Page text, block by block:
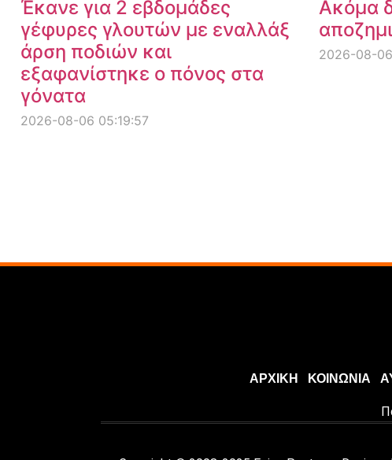
Έκανε για 2 εβδομάδες
γέφυρες γλουτών με εναλλάξ
άρση ποδιών και
εξαφανίστηκε ο πόνος στα
γόνατα
2026-08-06 05:19:57
Ακόμα
2026-08-
ΑΡΧΙΚΗ ΚΟΙΝΩΝΙΑ